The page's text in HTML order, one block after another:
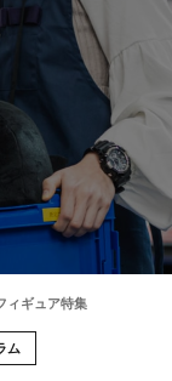
ィギュア特集
ム